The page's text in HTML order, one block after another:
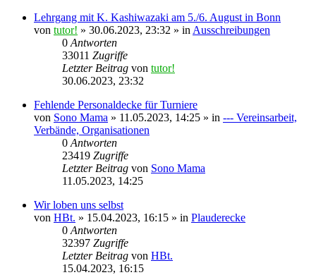
Lehrgang mit K. Kashiwazaki am 5./6. August in Bonn
von tutor! » 30.06.2023, 23:32 » in Ausschreibungen
0 Antworten
33011 Zugriffe
Letzter Beitrag von tutor!
30.06.2023, 23:32
Fehlende Personaldecke für Turniere
von Sono Mama » 11.05.2023, 14:25 » in --- Vereinsarbeit,
Verbände, Organisationen
0 Antworten
23419 Zugriffe
Letzter Beitrag von Sono Mama
11.05.2023, 14:25
Wir loben uns selbst
von HBt. » 15.04.2023, 16:15 » in Plauderecke
0 Antworten
32397 Zugriffe
Letzter Beitrag von HBt.
15.04.2023, 16:15